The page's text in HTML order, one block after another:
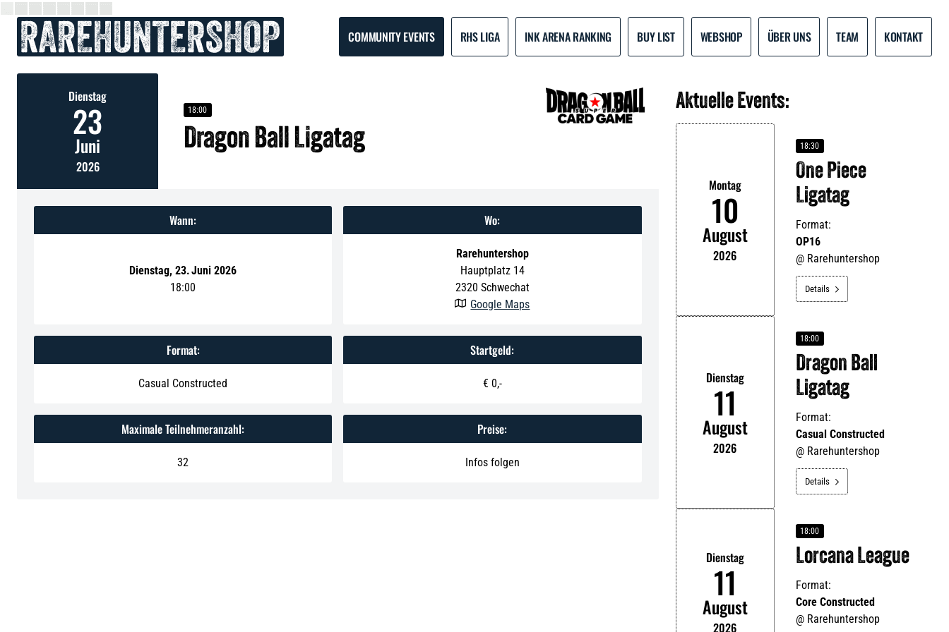
COMMUNITY EVENTS RHS LIGA INK ARENA RANKING BUY LIST WEBSHOP ÜBER UNS TEAM KONTAKT
Dienstag
23
Juni
2026
18:00
Dragon Ball Ligatag
Wann:
Dienstag, 23.Juni 2026
18:00
Wo:
Rarehuntershop
Hauptplatz 14
2320 Schwechat
 Google Maps
Format:
Casual Constructed
Startgeld:
€ 0,-
Maximale Teilnehmeranzahl:
32
Preise:
Infos folgen
Aktuelle Events:
Montag
10
August
2026
18:30
One Piece
Ligatag
Format:
OP16
@ Rarehuntershop
Details 
Dienstag
11
August
2026
18:00
Dragon Ball
Ligatag
Format:
Casual Constructed
@ Rarehuntershop
Details 
Dienstag
11
August
2026
18:00
Lorcana League
Format:
Core Constructed
@ Rarehuntershop